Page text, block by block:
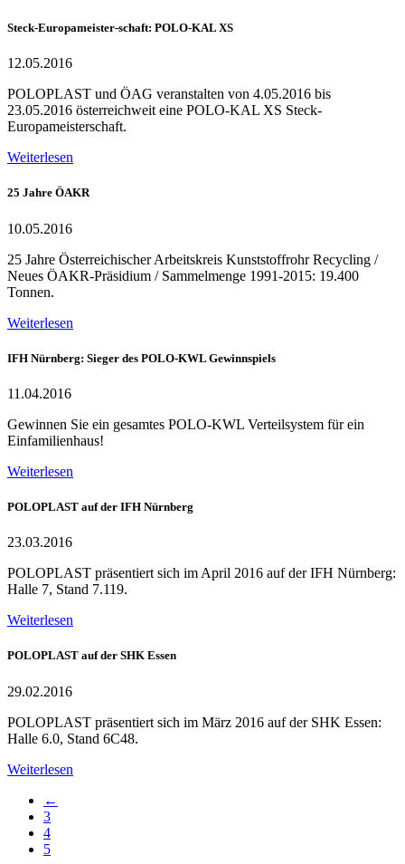
Steck-Europameister-schaft: POLO-KAL XS
12.05.2016
POLOPLAST und ÖAG veranstalten von 4.05.2016 bis
23.05.2016 österreichweit eine POLO-KAL XS Steck-
Europameisterschaft.
Weiterlesen
25 Jahre ÖAKR
10.05.2016
25 Jahre Österreichischer Arbeitskreis Kunststoffrohr Recycling /
Neues ÖAKR-Präsidium / Sammelmenge 1991-2015: 19.400
Tonnen.
Weiterlesen
IFH Nürnberg: Sieger des POLO-KWL Gewinnspiels
11.04.2016
Gewinnen Sie ein gesamtes POLO-KWL Verteilsystem für ein
Einfamilienhaus!
Weiterlesen
POLOPLAST auf der IFH Nürnberg
23.03.2016
POLOPLAST präsentiert sich im April 2016 auf der IFH Nürnberg:
Halle 7, Stand 7.119.
Weiterlesen
POLOPLAST auf der SHK Essen
29.02.2016
POLOPLAST präsentiert sich im März 2016 auf der SHK Essen:
Halle 6.0, Stand 6C48.
Weiterlesen
←
3
4
5